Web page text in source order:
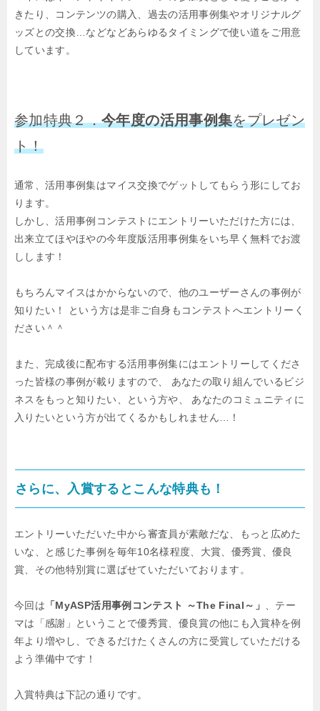
きたり、 コンテンツの購入、過去の活用事例集やオリジナルグ
ッズとの交換…などなどあらゆるタイミングで使い道をご用意
しています。
参加特典２．今年度の活用事例集をプレゼン
ト！
通常、活用事例集はマイス交換でゲットしてもらう形にしてお
ります。
しかし、活用事例コンテストにエントリーいただけた方には、
出来立てほやほやの今年度版活用事例集をいち早く無料でお渡
しします！
もちろんマイスはかからないので、他のユーザーさんの事例が
知りたい！
という方は是非ご自身もコンテストへエントリーく
ださい＾＾
また、完成後に配布する活用事例集にはエントリーしてくださ
った皆様の事例が載りますので、
あなたの取り組んでいるビジ
ネスをもっと知りたい、という方や、
あなたのコミュニティに
入りたいという方が出てくるかもしれません…！
さらに、入賞するとこんな特典も！
エントリーいただいた中から審査員が素敵だな、もっと広めた
いな、と感じた事例を毎年10名様程度、大賞、優秀賞、優良
賞、その他特別賞に選ばせていただいております。
今回は 「MyASP活用事例コンテスト ～The Final～」
、テー
マは「感謝」ということで優秀賞、優良賞の他にも入賞枠を例
年より増やし、できるだけたくさんの方に受賞していただける
よう準備中です！
入賞特典は下記の通りです。